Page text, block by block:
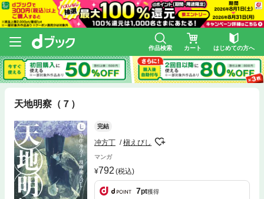
作品検索 カート はじめての方へ
天地明察（７）
完結
冲方丁 槇えびし
マンガ
792 (税込)
7pt獲得